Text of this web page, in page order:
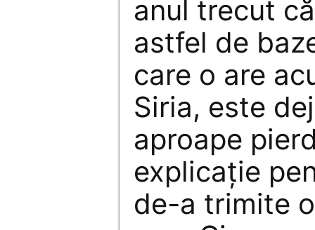
anul trecut
astfel de
care o are
Siria, este
aproape
explicaţie
de-a trimite